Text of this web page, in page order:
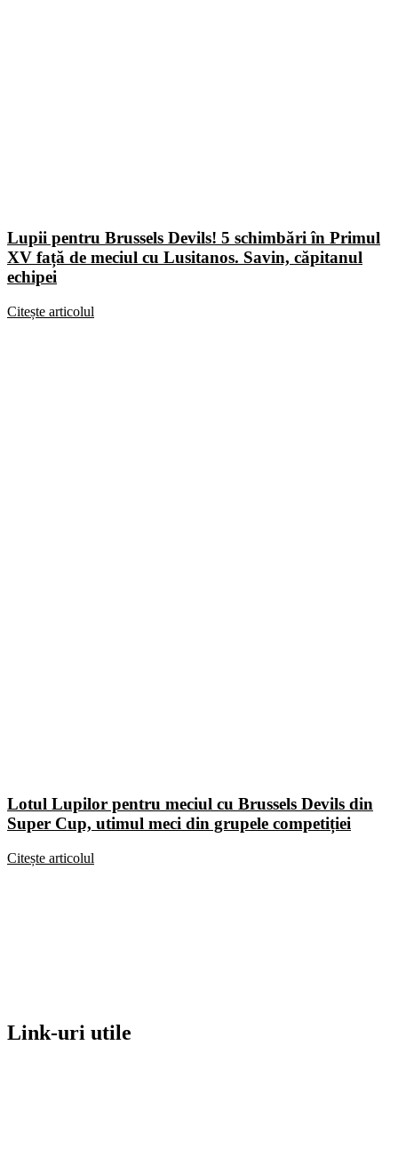
Lupii pentru Brussels Devils! 5 schimbări în Primul
XV față de meciul cu Lusitanos. Savin, căpitanul
echipei
Citește articolul
Lotul Lupilor pentru meciul cu Brussels Devils din
Super Cup, utimul meci din grupele competiției
Citește articolul
Link-uri utile